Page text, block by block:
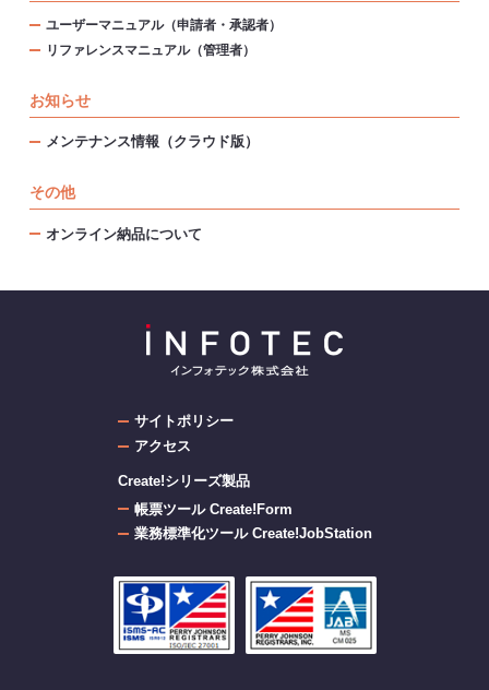
ユーザーマニュアル（申請者・承認者）
リファレンスマニュアル（管理者）
お知らせ
メンテナンス情報（クラウド版）
その他
オンライン納品について
サイトポリシー
アクセス
Create!シリーズ製品
帳票ツール Create!Form
業務標準化ツール Create!JobStation